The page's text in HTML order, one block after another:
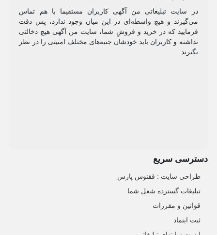
در سایت تبلیغاتی من آگهی کاربران مستقیما با هم تماس
می‌گیرند و هیچ واسطه‌ای در این میان وجود ندارد، پس دقت
فرمایید که در خرید و فروشِ شما، سایت من آگهی هیچ دخالتی
نداشته و کاربران باید خودشان جنبه‌های مختلف امنیتی را در نظر
بگیرند.
دسترسی سریع
طراحی سایت :‌ ققنوس پارس
تبلیغات گسترده شغل شما
قوانین و مقررات
ثبت اینماد